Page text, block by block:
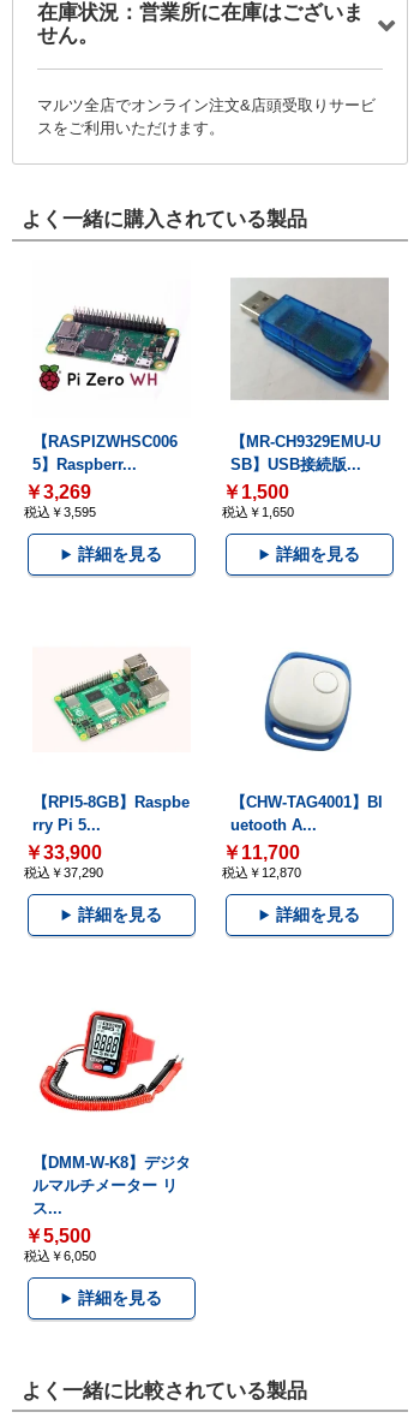
在庫状況：営業所に在庫はございま
せん。
マルツ全店でオンライン注文&店頭受取りサービ
スをご利用いただけます。
よく一緒に購入されている製品
【RASPIZWHSC006
5】Raspberr...
￥3,269
税込￥3,595
詳細を見る
【MR-CH9329EMU-U
SB】USB接続版...
￥1,500
税込￥1,650
詳細を見る
【RPI5-8GB】Raspbe
rry Pi 5...
￥33,900
税込￥37,290
詳細を見る
【CHW-TAG4001】Bl
uetooth A...
￥11,700
税込￥12,870
詳細を見る
【DMM-W-K8】デジタ
ルマルチメーター リ
ス...
￥5,500
税込￥6,050
詳細を見る
よく一緒に比較されている製品